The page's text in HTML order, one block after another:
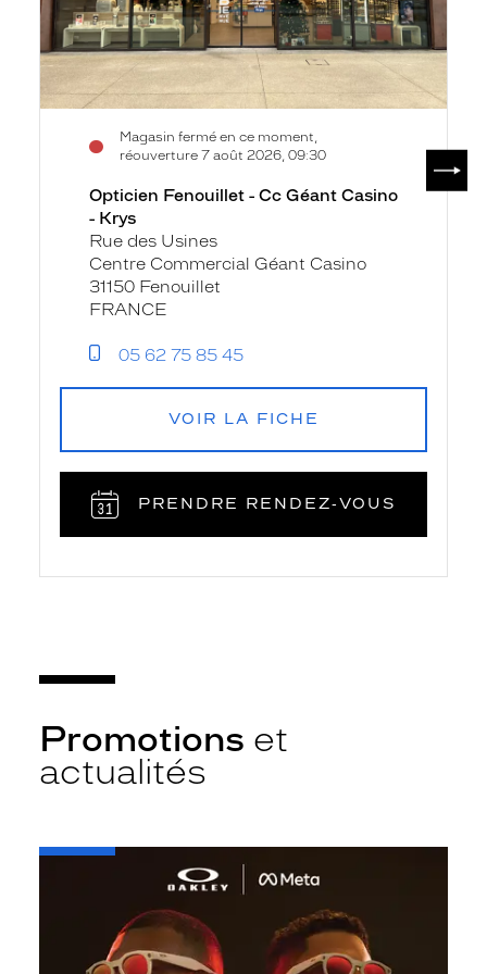
Magasin fermé en ce moment,
réouverture 7 août 2026, 09:30
Opticien Fenouillet - Cc Géant Casino
- Krys
Rue des Usines
Centre Commercial Géant Casino
31150 Fenouillet
FRANCE
05 62 75 85 45
VOIR LA FICHE
PRENDRE RENDEZ‑VOUS
Promotions et
actualités
-